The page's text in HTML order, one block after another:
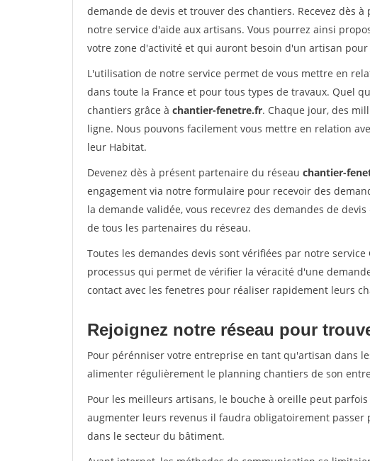
demande de devis et trouver des chantiers. Recevez dès
notre service d'aide aux artisans. Vous pourrez ainsi
votre zone d'activité et qui auront besoin d'un artisan
L'utilisation de notre service permet de vous mettre en
dans toute la France et pour tous types de travaux. Quel
chantiers grâce à chantier-fenetre.fr. Chaque jour, des
ligne. Nous pouvons facilement vous mettre en relation
leur Habitat.
Devenez dès à présent partenaire du réseau chantier-
engagement via notre formulaire pour recevoir des
la demande validée, vous recevrez des demandes de
de tous les partenaires du réseau.
Toutes les demandes devis sont vérifiées par notre
processus qui permet de vérifier la véracité d'une
contact avec les fenetres pour réaliser rapidement leurs
Rejoignez notre réseau pour
Pour pérénniser votre entreprise en tant qu'artisan dans
alimenter régulièrement le planning chantiers de son
Pour les meilleurs artisans, le bouche à oreille peut
augmenter leurs revenus il faudra obligatoirement
dans le secteur du bâtiment.